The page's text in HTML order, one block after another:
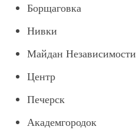
Борщаговка
Нивки
Майдан Независимости
Центр
Печерск
Академгородок